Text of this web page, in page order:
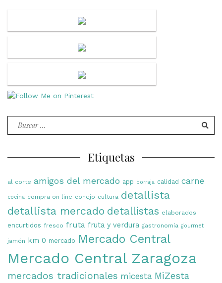
Buscar
Etiquetas
al corte amigos del mercado app borraja calidad carne
cocina compra on line conejo cultura detallista
detallista mercado detallistas elaborados
encurtidos fresco fruta fruta y verdura gastronomía gourmet
jamón km 0 mercado Mercado Central
Mercado Central Zaragoza
mercados tradicionales micesta MiZesta